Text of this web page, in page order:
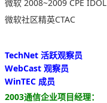
微软 2008~2009 CPE IDOL
微软社区精英CTAC
TechNet 活跃观察员
WebCast 观察员
WinTEC 成员
2003通信企业项目经理：